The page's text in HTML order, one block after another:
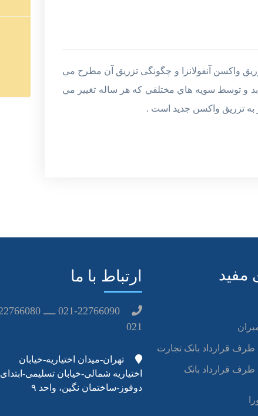
واکسن آنفولانزا و چگونگی تزريق آن مطرح مي
و توسط سويه هاي مختلفي که هر ساله تغيير مي
به تزريق واکسن جديد است .
در مقابل سرماخوردگي از ما محافظت نمي
مفید
طرف قرارداد بانک تجارت
طرف قرارداد بانک
ارتباط با ما
021
تهران-میدان اختیاریه-خیابان
اختیاریه شمالی-خیابان تسلیمی-ابتدای
دوقوز-ساختمان نگین، واحد ۹